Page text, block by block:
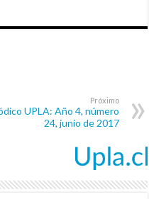
Próximo
UPLA: Año 4, número
24, junio de 2017